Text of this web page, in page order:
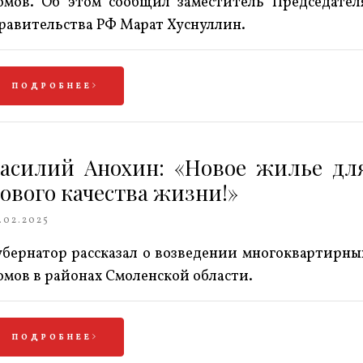
РФ Марат Хуснуллин.
ПОДРОБНЕЕ
Анохин: «Новое жилье
качества жизни!»
рассказал о возведении
в районах Смоленской области.
ПОДРОБНЕЕ